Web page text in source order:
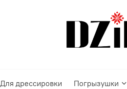
Для дрессировки Погрызушки